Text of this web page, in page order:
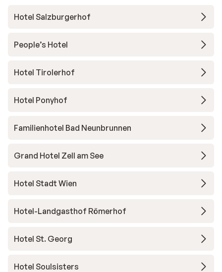
Hotel Salzburgerhof
People’s Hotel
Hotel Tirolerhof
Hotel Ponyhof
Familienhotel Bad Neunbrunnen
Grand Hotel Zell am See
Hotel Stadt Wien
Hotel-Landgasthof Römerhof
Hotel St. Georg
Hotel Soulsisters